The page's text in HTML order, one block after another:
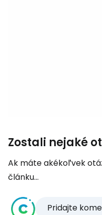
Zostali nejaké
Ak máte akékoľvek
článku...
Pridajte